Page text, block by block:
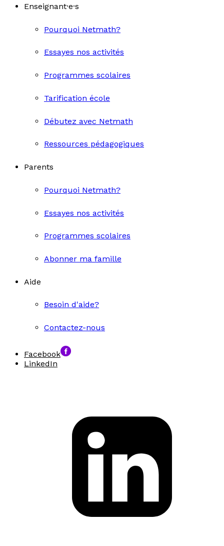
Enseignant·e·s
Pourquoi Netmath?
Essayes nos activités
Programmes scolaires
Tarification école
Débutez avec Netmath
Ressources pédagogiques
Parents
Pourquoi Netmath?
Essayes nos activités
Programmes scolaires
Abonner ma famille
Aide
Besoin d'aide?
Contactez-nous
Facebook
LinkedIn